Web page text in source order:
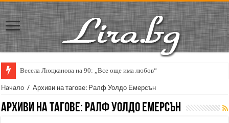
Весела Люцканова на 90: „Все още има любов“
Начало / Архиви на тагове: Ралф Уолдо Емерсън
Архиви на тагове: Ралф Уолдо Емерсън